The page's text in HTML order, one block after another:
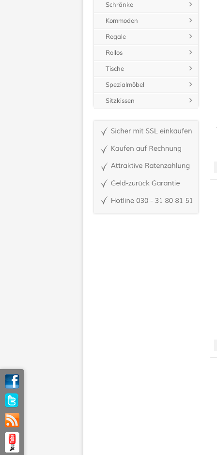
Schränke
Kommoden
Regale
Rollos
Tische
Spezialmöbel
Sitzkissen